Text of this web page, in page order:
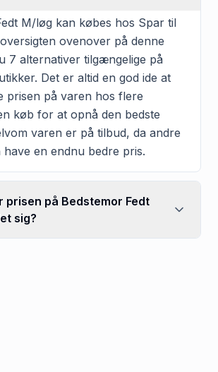
M/løg kan købes hos Spar til
ovenover på denne
7 alternativer tilgængelige på
Det er altid en god ide at
prisen på varen hos flere
køb for at opnå den bedste
varen er på tilbud, da andre
en endnu bedre pris.
prisen på Bedstemor Fedt
sig?